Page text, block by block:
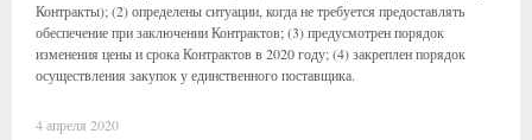
Контракты); (2) определены ситуации, когда не требуется предоставлять
обеспечение при заключении Контрактов; (3) предусмотрен порядок
изменения цены и срока Контрактов в 2020 году; (4) закреплен порядок
осуществления закупок у единственного поставщика.
4 апреля 2020